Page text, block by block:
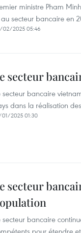
ministre Pham
secteur bancaire en
02/2025 05:46
secteur
secteur bancaire
dans la réalisation
2025 01:30
secteur
secteur bancaire
pour étendre